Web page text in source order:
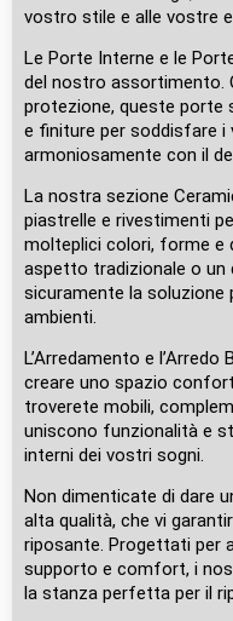
vostro stile e alle vostre
Le Porte Interne e le
del nostro assortimento.
protezione, queste porte
e finiture per soddisfare i
armoniosamente con il
La nostra sezione
piastrelle e rivestimenti
molteplici colori, forme e
aspetto tradizionale o un
sicuramente la
ambienti.
L’Arredamento e
creare uno spazio
troverete mobili,
uniscono funzionalità e
interni dei vostri sogni.
Non dimenticate di dare
alta qualità, che vi
riposante. Progettati per
supporto e comfort, i
la stanza perfetta per il